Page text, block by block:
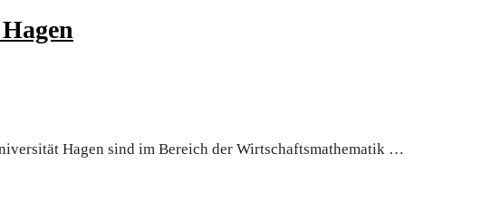
Hagen sind im Bereich der Wirtschaftsmathematik …